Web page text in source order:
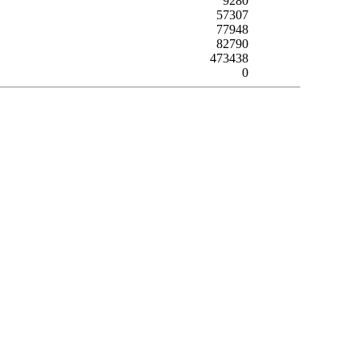
57307
77948
82790
473438
0